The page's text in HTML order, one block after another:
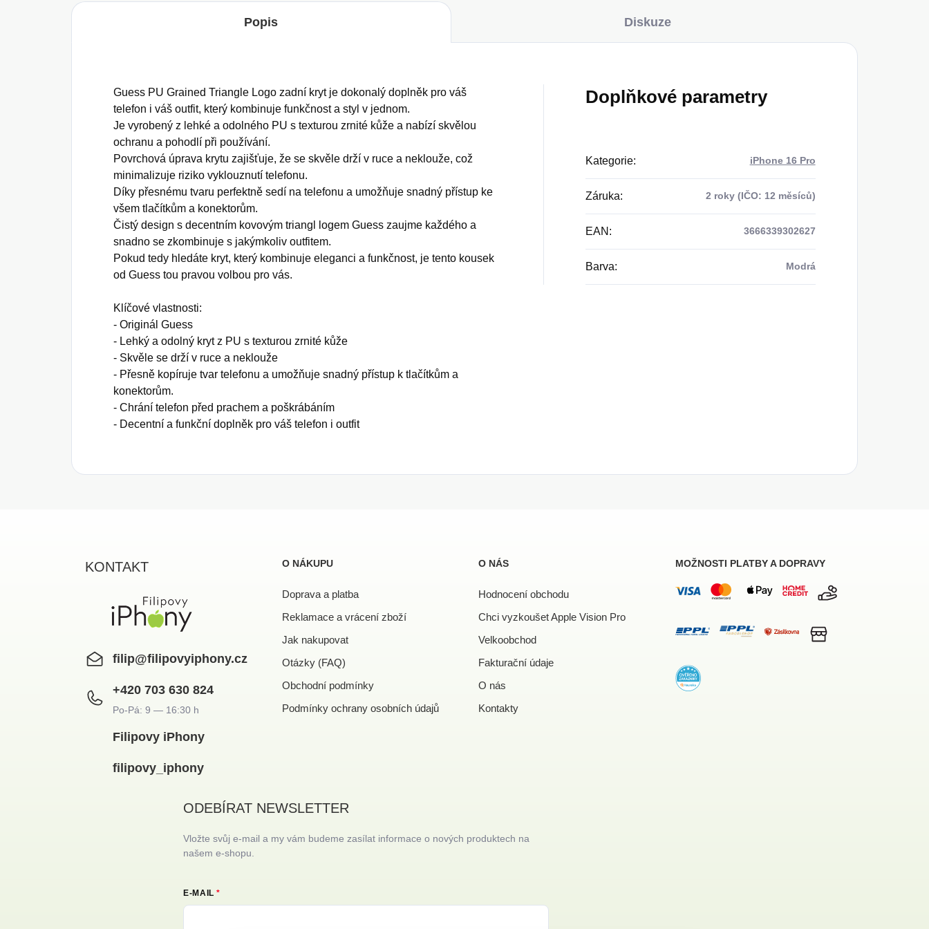
Popis Diskuze
Guess PU Grained Triangle Logo zadní kryt je dokonalý doplněk pro váš
telefon i váš outfit, který kombinuje funkčnost a styl v jednom.
Je vyrobený z lehké a odolného PU s texturou zrnité kůže a nabízí skvělou
ochranu a pohodlí při používání.
Povrchová úprava krytu zajišťuje, že se skvěle drží v ruce a neklouže, což
minimalizuje riziko vyklouznutí telefonu.
Díky přesnému tvaru perfektně sedí na telefonu a umožňuje snadný přístup ke
všem tlačítkům a konektorům.
Čistý design s decentním kovovým triangl logem Guess zaujme každého a
snadno se zkombinuje s jakýmkoliv outfitem.
Pokud tedy hledáte kryt, který kombinuje eleganci a funkčnost, je tento kousek
od Guess tou pravou volbou pro vás.
Klíčové vlastnosti:
- Originál Guess
- Lehký a odolný kryt z PU s texturou zrnité kůže
- Skvěle se drží v ruce a neklouže
- Přesně kopíruje tvar telefonu a umožňuje snadný přístup k tlačítkům a
konektorům.
- Chrání telefon před prachem a poškrábáním
- Decentní a funkční doplněk pro váš telefon i outfit
Doplňkové parametry
Kategorie: iPhone 16 Pro
Záruka: 2 roky (IČO: 12 měsíců)
EAN : 3666339302627
Barva: Modrá
KONTAKT
filip@filipovyiphony.cz
+420 703 630 824
Filipovy iPhony
filipovy_iphony
O NÁKUPU
Doprava a platba
Reklamace a vrácení zboží
Jak nakupovat
Otázky (FAQ)
Obchodní podmínky
Podmínky ochrany osobních údajů
O NÁS
Hodnocení obchodu
Chci vyzkoušet Apple Vision Pro
Velkoobchod
Fakturační údaje
O nás
Kontakty
MOŽNOSTI PLATBY A DOPRAVY
ODEBÍRAT NEWSLETTER
Vložte svůj e-mail a my vám budeme zasílat informace o nových produktech na
našem e-shopu.
E-MAIL